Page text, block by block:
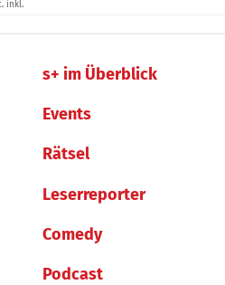
s+ im Überblick
Events
Rätsel
Leserreporter
Comedy
Podcast